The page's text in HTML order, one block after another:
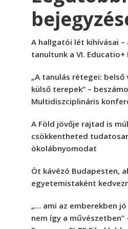
A hallgatói lét kihívásai –
tanultunk a VI. Educatio+
„A tanulás rétegei: belső
külső terepek” –
Multidiszciplináris
A Föld jövője rajtad is
csökkentheted
ökolábnyomodat
Öt kávézó Budapesten,
egyetemistaként
„… ami az emberekben
nem így a művészetben”